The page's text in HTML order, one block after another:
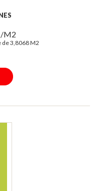
/M2
de 3,8068 M2